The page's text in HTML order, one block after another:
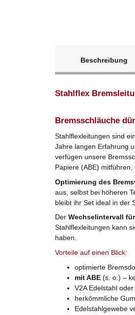
Beschreibung
Stahlflex
Bremsschläuche
Stahlflexleitungen sind
Jahre langen Erfahrung
verfügen unsere
Papiere (ABE)
Optimierung des
aus, selbst bei höheren
bleibt ihr Set ideal in der
Der Wechselintervall
Stahlflexleitungen kann
haben.
Vorteile auf einen Blick:
optimierte
mit ABE (s. o.) –
V2A Edelstahl
herkömmliche
Edelstahlgewebe